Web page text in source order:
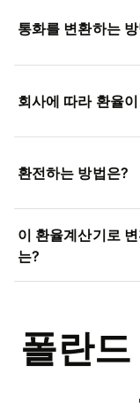
통화를 변환하는
회사에 따라 환율
환전하는 방법은?
이 환율계산기로
는?
폴란